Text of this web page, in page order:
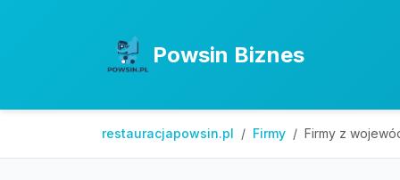
Powsin Biznes
restauracjapowsin.pl Firmy Firmy z